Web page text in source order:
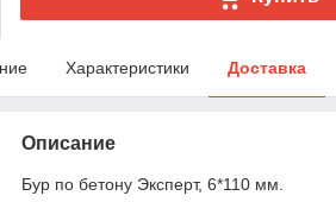
Характеристики Доставка
Описание
Бур по бетону Эксперт, 6*110 мм.